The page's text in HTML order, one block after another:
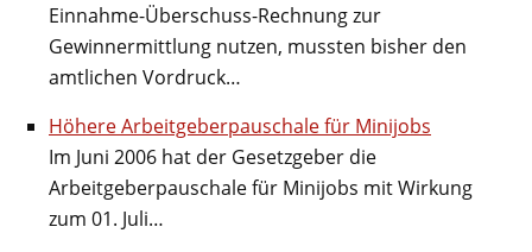
Einnahme-Überschuss-Rechnung zur
Gewinnermittlung nutzen, mussten bisher den
amtlichen Vordruck…
Höhere Arbeitgeberpauschale für Minijobs
Im Juni 2006 hat der Gesetzgeber die
Arbeitgeberpauschale für Minijobs mit Wirkung
zum 01. Juli…